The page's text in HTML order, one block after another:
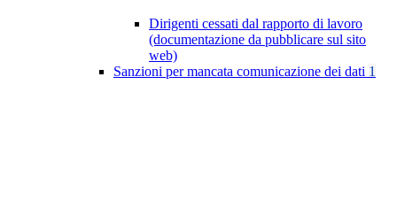
Dirigenti cessati dal rapporto di lavoro
(documentazione da pubblicare sul sito
web)
Sanzioni per mancata comunicazione dei dati 1